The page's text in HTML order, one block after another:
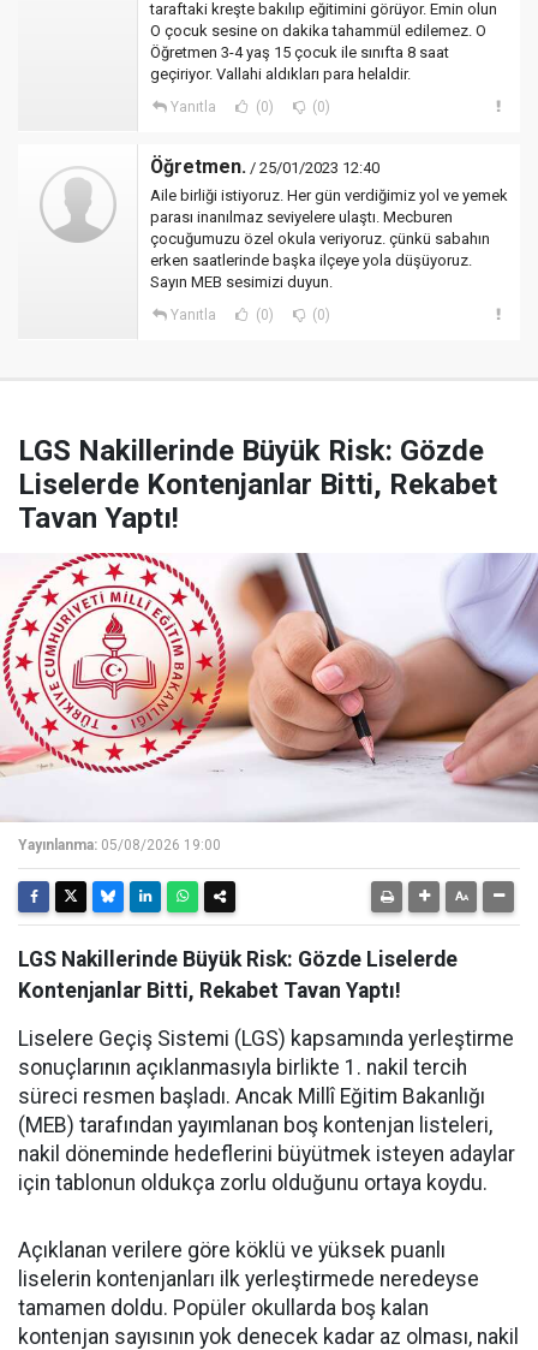
taraftaki kreşte bakılıp eğitimini görüyor. Emin olun
O çocuk sesine on dakika tahammül edilemez. O
Öğretmen 3-4 yaş 15 çocuk ile sınıfta 8 saat
geçiriyor. Vallahi aldıkları para helaldir.
Yanıtla (0) (0)
Öğretmen. / 25/01/2023 12:40
Aile birliği istiyoruz. Her gün verdiğimiz yol ve yemek
parası inanılmaz seviyelere ulaştı. Mecburen
çocuğumuzu özel okula veriyoruz. çünkü sabahın
erken saatlerinde başka ilçeye yola düşüyoruz.
Sayın MEB sesimizi duyun.
Yanıtla (0) (0)
LGS Nakillerinde Büyük Risk: Gözde
Liselerde Kontenjanlar Bitti, Rekabet
Tavan Yaptı!
Yayınlanma: 05/08/2026 19:00
LGS Nakillerinde Büyük Risk: Gözde Liselerde
Kontenjanlar Bitti, Rekabet Tavan Yaptı!
Liselere Geçiş Sistemi (LGS) kapsamında yerleştirme
sonuçlarının açıklanmasıyla birlikte 1. nakil tercih
süreci resmen başladı. Ancak Millî Eğitim Bakanlığı
(MEB) tarafından yayımlanan boş kontenjan listeleri,
nakil döneminde hedeflerini büyütmek isteyen adaylar
için tablonun oldukça zorlu olduğunu ortaya koydu.
Açıklanan verilere göre köklü ve yüksek puanlı
liselerin kontenjanları ilk yerleştirmede neredeyse
tamamen doldu. Popüler okullarda boş kalan
kontenjan sayısının yok denecek kadar az olması, nakil